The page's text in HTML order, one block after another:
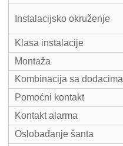
Instalacijsko okruženje
Klasa instalacije
Montaža
Kombinacija sa dodacima
Pomoćni kontakt
Kontakt alarma
Oslobađanje šanta